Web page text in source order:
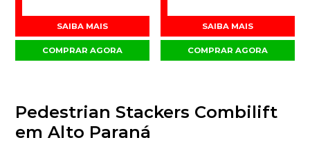
SAIBA MAIS
COMPRAR AGORA
SAIBA MAIS
COMPRAR AGORA
Pedestrian Stackers Combilift
em Alto Paraná